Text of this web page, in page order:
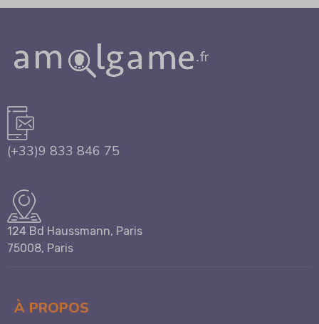
(+33)9 833 846 75
124 Bd Haussmann, Paris
75008, Paris
À PROPOS